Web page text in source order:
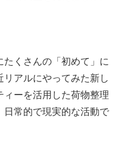
くさんの「初めて」に
アルにやってみた新し
ィーを活用した荷物整理
日常的で現実的な活動で